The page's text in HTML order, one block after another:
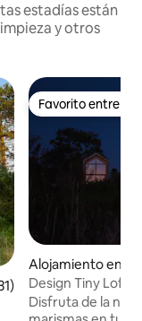
estadías están
y otros
promedio: 4.97 de
Favorito entre
Favorito entre
Alojamiento en
Design Tiny Loft
naturaleza B
Disfruta de la